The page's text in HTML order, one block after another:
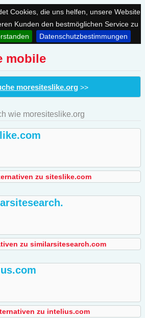
Cookies, die uns helfen, unsere Website
Kunden den bestmöglichen Service zu
Datenschutzbestimmungen
mobile
moresiteslike.org >>
wie moresiteslike.org
zu siteslike.com
zu similarsitesearch.com
zu intelius.com